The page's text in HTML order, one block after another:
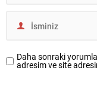
Daha sonraki
adresim ve site